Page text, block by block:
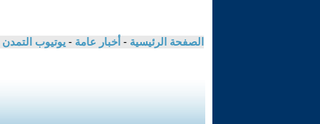
الصفحة الرئيسية - أخبار عامة - يوتيوب التمدن